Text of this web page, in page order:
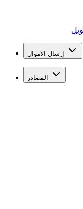
إرسال الأموال
المصادر